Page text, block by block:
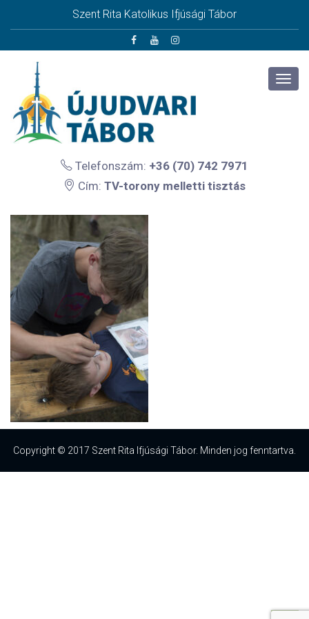
Szent Rita Katolikus Ifjúsági Tábor
Telefonszám: +36 (70) 742 7971
Cím: TV-torony melletti tisztás
Copyright © 2017 Szent Rita Ifjúsági Tábor. Minden jog fenntartva.